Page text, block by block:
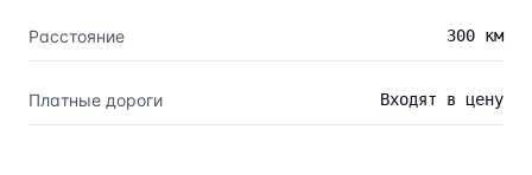
Расстояние 300 км
Платные дороги Входят в цену